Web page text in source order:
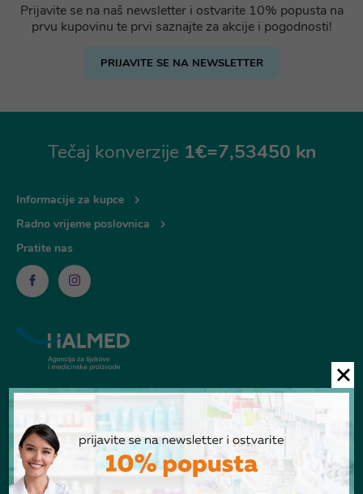
Prijavite se na naš newsletter i ostvarite 10% popusta na
prvu kupovinu te prvi saznajte za akcije i pogodnosti!
PRIJAVITE SE NA NEWSLETTER
Tečaj konverzije 1€=7,53450 kn
Informacije za kupce
Radno vrijeme poslovnica
Pratite nas
© Ljekarna Talan 2026